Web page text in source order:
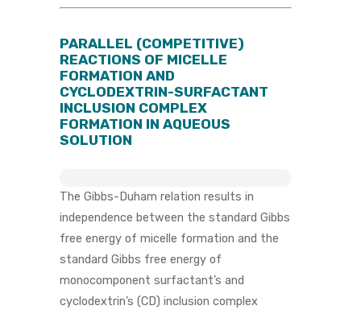
PARALLEL (COMPETITIVE)
REACTIONS OF MICELLE
FORMATION AND
CYCLODEXTRIN-SURFACTANT
INCLUSION COMPLEX
FORMATION IN AQUEOUS
SOLUTION
The Gibbs-Duham relation results in
independence between the standard Gibbs
free energy of micelle formation and the
standard Gibbs free energy of
monocomponent surfactant’s and
cyclodextrin’s (CD) inclusion complex